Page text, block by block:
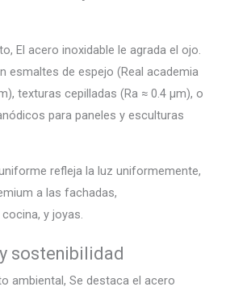
El acero inoxidable le agrada el ojo.
esmaltes de espejo (Real academia
texturas cepilladas (Ra ≈ 0.4 µm), o
para paneles y esculturas
refleja la luz uniformemente,
a las fachadas,
y joyas.
sostenibilidad
ambiental, Se destaca el acero